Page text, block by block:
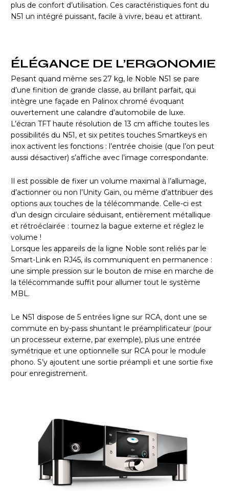
plus de confort d’utilisation. Ces caractéristiques font du
N51 un intégré puissant, facile à vivre, beau et attirant.
ÉLÉGANCE DE L’ERGONOMIE
Pesant quand même ses 27 kg, le Noble N51 se pare
d’une finition de grande classe, au brillant parfait, qui
intègre une façade en Palinox chromé évoquant
ouvertement une calandre d’automobile de luxe.
L’écran TFT haute résolution de 13 cm affiche toutes les
possibilités du N51, et six petites touches Smartkeys en
inox activent les fonctions : l’entrée choisie (que l’on peut
aussi désactiver) s’affiche avec l’image correspondante.
Il est possible de fixer un volume maximal à l’allumage,
d’actionner ou non l’Unity Gain, ou même d’attribuer des
options aux touches de la télécommande. Celle-ci est
d’un design circulaire séduisant, entièrement métallique
et rétroéclairée : tournez la bague externe et réglez le
volume !
Lorsque les appareils de la ligne Noble sont reliés par le
Smart-Link en RJ45, ils communiquent en permanence :
une simple pression sur le bouton de mise en marche de
la télécommande suffit pour allumer tout le système
MBL.
Le N51 dispose de 5 entrées ligne sur RCA, dont une se
commute en by-pass shuntant le préamplificateur (pour
un processeur externe, par exemple), plus une entrée
symétrique et une optionnelle sur RCA pour le module
phono. S’y ajoutent une sortie préampli et une sortie fixe
pour enregistrement.